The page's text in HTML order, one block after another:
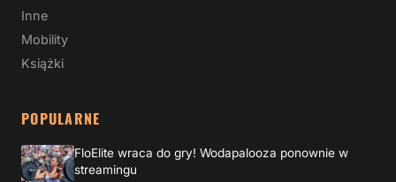
Inne
Mobility
Książki
POPULARNE
FloElite wraca do gry! Wodapalooza ponownie w
streamingu